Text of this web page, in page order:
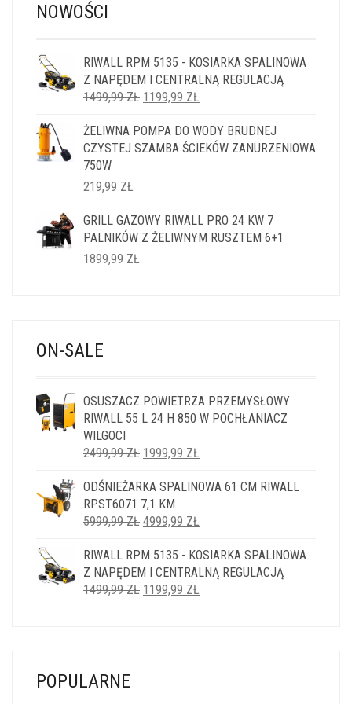
NOWOŚCI
RIWALL RPM 5135 - KOSIARKA SPALINOWA
Z NAPĘDEM I CENTRALNĄ REGULACJĄ
1499,99ZŁ PIERWOTNA
WYNOSIŁA:
1499,99 ZŁ.
1199,99 ZŁ
WYNOSI:
1199,99 ZŁ.
ŻELIWNA POMPA DO WODY BRUDNEJ
CZYSTEJ SZAMBA ŚCIEKÓW ZANURZENIOWA
750W
219,99 ZŁ
GRILL GAZOWY RIWALL PRO 24 KW 7
PALNIKÓW Z ŻELIWNYM RUSZTEM 6+1
1899,99 ZŁ
ON-SALE
OSUSZACZ POWIETRZA PRZEMYSŁOWY
RIWALL 55 L 24 H 850 W POCHŁANIACZ
WILGOCI
2499,99ZŁ PIERWOTNA
WYNOSIŁA:
2499,99 ZŁ.
1999,99 ZŁ
WYNOSI:
ODŚNIEŻARKA SPALINOWA 61 CM RIWALL
RPST6071 7,1 KM
5999,99ZŁ PIERWOTNA
WYNOSIŁA:
5999,99 ZŁ.
4999,99 ZŁ
WYNOSI:
4999,99 ZŁ.
RIWALL RPM 5135 - KOSIARKA SPALINOWA
Z NAPĘDEM I CENTRALNĄ REGULACJĄ
1499,99ZŁ PIERWOTNA
1199,99 ZŁ
POPULARNE